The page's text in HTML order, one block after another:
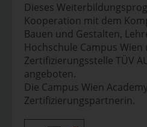
Dieses
Kooperation mit dem
Bauen und Gestalten,
Hochschule Campus Wien
Zertifizierungsstelle TÜV
angeboten.
Die Campus Wien
Zertifizierungspartnerin.